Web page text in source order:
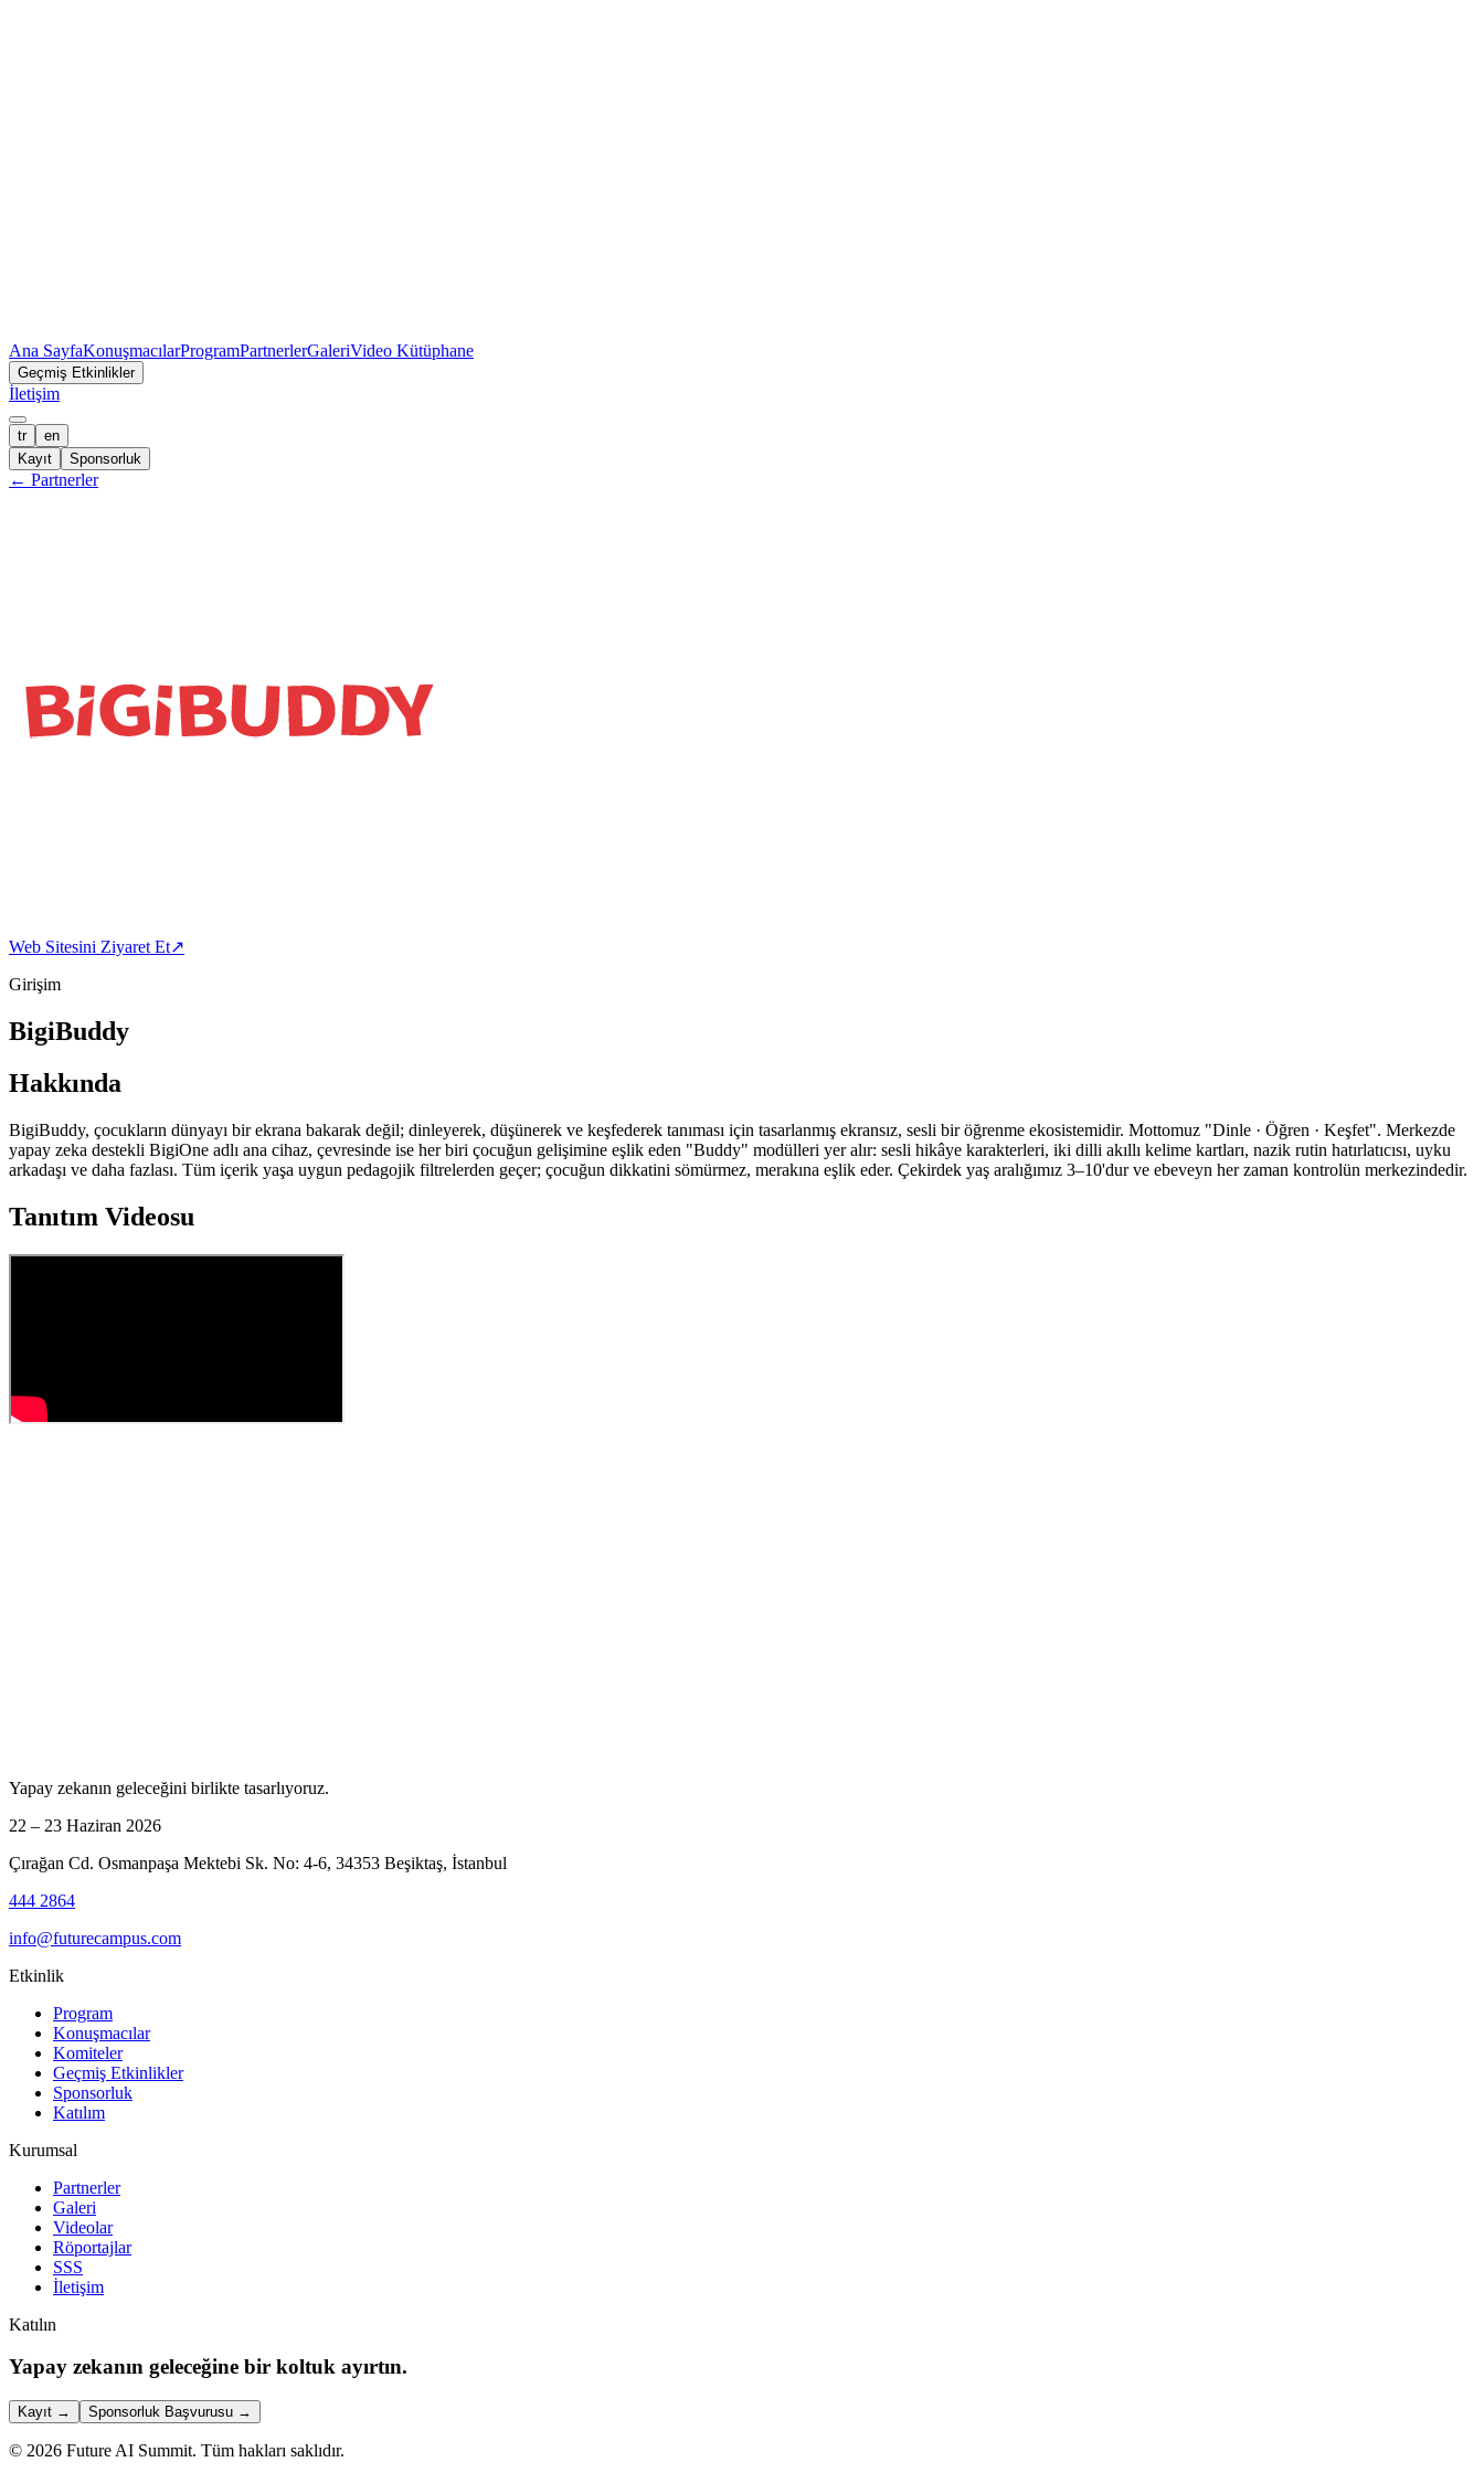
Ana SayfaKonuşmacılarProgramPartnerlerGaleriVideo Kütüphane
Geçmiş Etkinlikler
İletişim
tr
en
Kayıt
Sponsorluk
← Partnerler
Web Sitesini Ziyaret Et↗
Girişim
BigiBuddy
Hakkında
BigiBuddy, çocukların dünyayı bir ekrana bakarak değil; dinleyerek, düşünerek ve keşfederek tanıması için tasarlanmış ekransız, sesli bir öğrenme ekosistemidir. Mottomuz "Dinle · Öğren · Keşfet". Merkezde
yapay zeka destekli BigiOne adlı ana cihaz, çevresinde ise her biri çocuğun gelişimine eşlik eden "Buddy" modülleri yer alır: sesli hikâye karakterleri, iki dilli akıllı kelime kartları, nazik rutin hatırlatıcısı, uyku
arkadaşı ve daha fazlası. Tüm içerik yaşa uygun pedagojik filtrelerden geçer; çocuğun dikkatini sömürmez, merakına eşlik eder. Çekirdek yaş aralığımız 3–10'dur ve ebeveyn her zaman kontrolün merkezindedir.
Tanıtım Videosu
Yapay zekanın geleceğini birlikte tasarlıyoruz.
22 – 23 Haziran 2026
Çırağan Cd. Osmanpaşa Mektebi Sk. No: 4-6, 34353 Beşiktaş, İstanbul
444 2864
info@futurecampus.com
Etkinlik
Program
Konuşmacılar
Komiteler
Geçmiş Etkinlikler
Sponsorluk
Katılım
Kurumsal
Partnerler
Galeri
Videolar
Röportajlar
SSS
İletişim
Katılın
Yapay zekanın geleceğine bir koltuk ayırtın.
Kayıt → Sponsorluk Başvurusu →
© 2026 Future AI Summit. Tüm hakları saklıdır.